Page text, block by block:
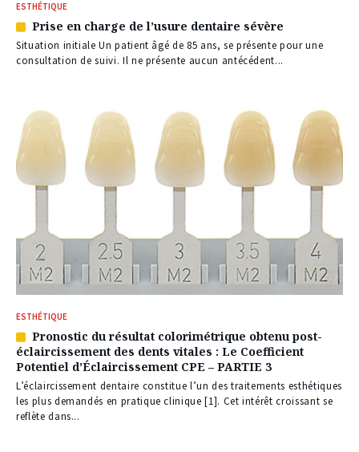
ESTHÉTIQUE
Article
réservé
à
Prise en charge de l’usure dentaire sévère
Situation initiale Un patient âgé de 85 ans, se présente pour une
consultation de suivi. Il ne présente aucun antécédent...
ESTHÉTIQUE
Article
réservé
à
nos
abonnés
Pronostic du résultat colorimétrique obtenu post-
éclaircissement des dents vitales : Le Coefficient
Potentiel d’Éclaircissement CPE – PARTIE 3
L’éclaircissement dentaire constitue l’un des traitements esthétiques
les plus demandés en pratique clinique [1]. Cet intérêt croissant se
reflète dans...